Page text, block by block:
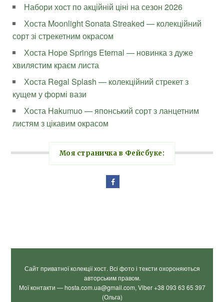
Набори хост по акційній ціні на сезон 2026
Хоста Moonlight Sonata Streaked — колекційний
сорт зі стрекетним окрасом
Хоста Hope Springs Eternal — новинка з дуже
хвилястим краєм листа
Хоста Regal Splash — колекційний стрекет з
кущем у формі вази
Хоста Hakumuo — японський сорт з ланцетним
листям з цікавим окрасом
Моя страничка в Фейсбуке:
Сайт приватної колекції хост. Всі фото і тексти охороняються
авторським правом.
Мої контакти — hosta.com.ua@gmail.com, Viber +38 093 63 65 397
(Ольга)